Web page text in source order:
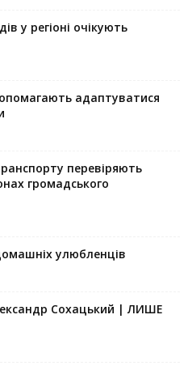
у регіоні очікують
адаптуватися
перевіряють
громадського
улюбленців
Сохацький | ЛИШЕ